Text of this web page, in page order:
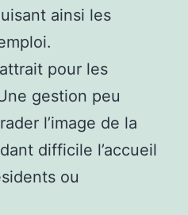
ainsi les
pour les
gestion peu
l’image de la
difficile l’accueil
ou